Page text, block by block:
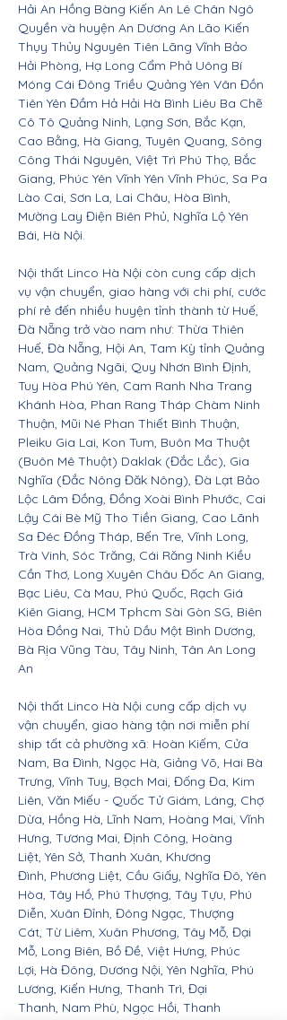
Hải An Hồng Bàng Kiến An Lê Chân Ngô
Quyền và huyện An Dương An Lão Kiến
Thụy Thủy Nguyên Tiên Lãng Vĩnh Bảo
Hải Phòng, Hạ Long Cẩm Phả Uông Bí
Móng Cái Đông Triều Quảng Yên Vân Đồn
Tiên Yên Đầm Hả Hải Hà Bình Liêu Ba Chẽ
Cô Tô Quảng Ninh, Lạng Sơn, Bắc Kạn,
Cao Bằng, Hà Giang, Tuyên Quang, Sông
Công Thái Nguyên, Việt Trì Phú Thọ, Bắc
Giang, Phúc Yên Vĩnh Yên Vĩnh Phúc, Sa Pa
Lào Cai, Sơn La, Lai Châu, Hòa Bình,
Mường Lay Điện Biên Phủ, Nghĩa Lộ Yên
Bái, Hà Nội.
Nội thất Linco Hà Nội còn cung cấp dịch
vụ vận chuyển, giao hàng với chi phí, cước
phí rẻ đến nhiều huyện tỉnh thành từ Huế,
Đà Nẵng trở vào nam như: Thừa Thiên
Huế, Đà Nẵng, Hội An, Tam Kỳ tỉnh Quảng
Nam, Quảng Ngãi, Quy Nhơn Bình Định,
Tuy Hòa Phú Yên, Cam Ranh Nha Trang
Khánh Hòa, Phan Rang Tháp Chàm Ninh
Thuận, Mũi Né Phan Thiết Bình Thuận,
Pleiku Gia Lai, Kon Tum, Buôn Ma Thuột
(Buôn Mê Thuột) Daklak (Đắc Lắc), Gia
Nghĩa (Đắc Nông Đăk Nông), Đà Lạt Bảo
Lộc Lâm Đồng, Đồng Xoài Bình Phước, Cai
Lậy Cái Bè Mỹ Tho Tiền Giang, Cao Lãnh
Sa Đéc Đồng Tháp, Bến Tre, Vĩnh Long,
Trà Vinh, Sóc Trăng, Cái Răng Ninh Kiều
Cần Thơ, Long Xuyên Châu Đốc An Giang,
Bạc Liêu, Cà Mau, Phú Quốc, Rạch Giá
Kiên Giang, HCM Tphcm Sài Gòn SG, Biên
Hòa Đồng Nai, Thủ Dầu Một Bình Dương,
Bà Rịa Vũng Tàu, Tây Ninh, Tân An Long
An
Nội thất Linco Hà Nội cung cấp dịch vụ
vận chuyển, giao hàng tận nơi miễn phí
ship tất cả phường xã: Hoàn Kiếm, Cửa
Nam, Ba Đình, Ngọc Hà, Giảng Võ, Hai Bà
Trưng, Vĩnh Tuy, Bạch Mai, Đống Đa, Kim
Liên, Văn Miếu - Quốc Tử Giám, Láng, Chợ
Dừa, Hồng Hà, Lĩnh Nam, Hoàng Mai, Vĩnh
Hưng, Tương Mai, Định Công, Hoàng
Liệt, Yên Sở, Thanh Xuân, Khương
Đình, Phương Liệt, Cầu Giấy, Nghĩa Đô, Yên
Hòa, Tây Hồ, Phú Thượng, Tây Tựu, Phú
Diễn, Xuân Đỉnh, Đông Ngạc, Thượng
Cát, Từ Liêm, Xuân Phương, Tây Mỗ, Đại
Mỗ, Long Biên, Bồ Đề, Việt Hưng, Phúc
Lợi, Hà Đông, Dương Nội, Yên Nghĩa, Phú
Lương, Kiến Hưng, Thanh Trì, Đại
Thanh, Nam Phù, Ngọc Hồi, Thanh